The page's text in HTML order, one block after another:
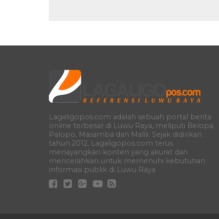
Lagaligopos.com adalah sebuah portal berita
online terbesar di Luwu Raya, meliputi Belopa,
Palopo, Masamba dan Malili. Sejak didirikan
tahun 2012, Lagaligopos.com terus
menayangkan konten yang akurat dan
mencerahkan untuk memenuhi kebutuhan
informasi publik di Luwu Raya